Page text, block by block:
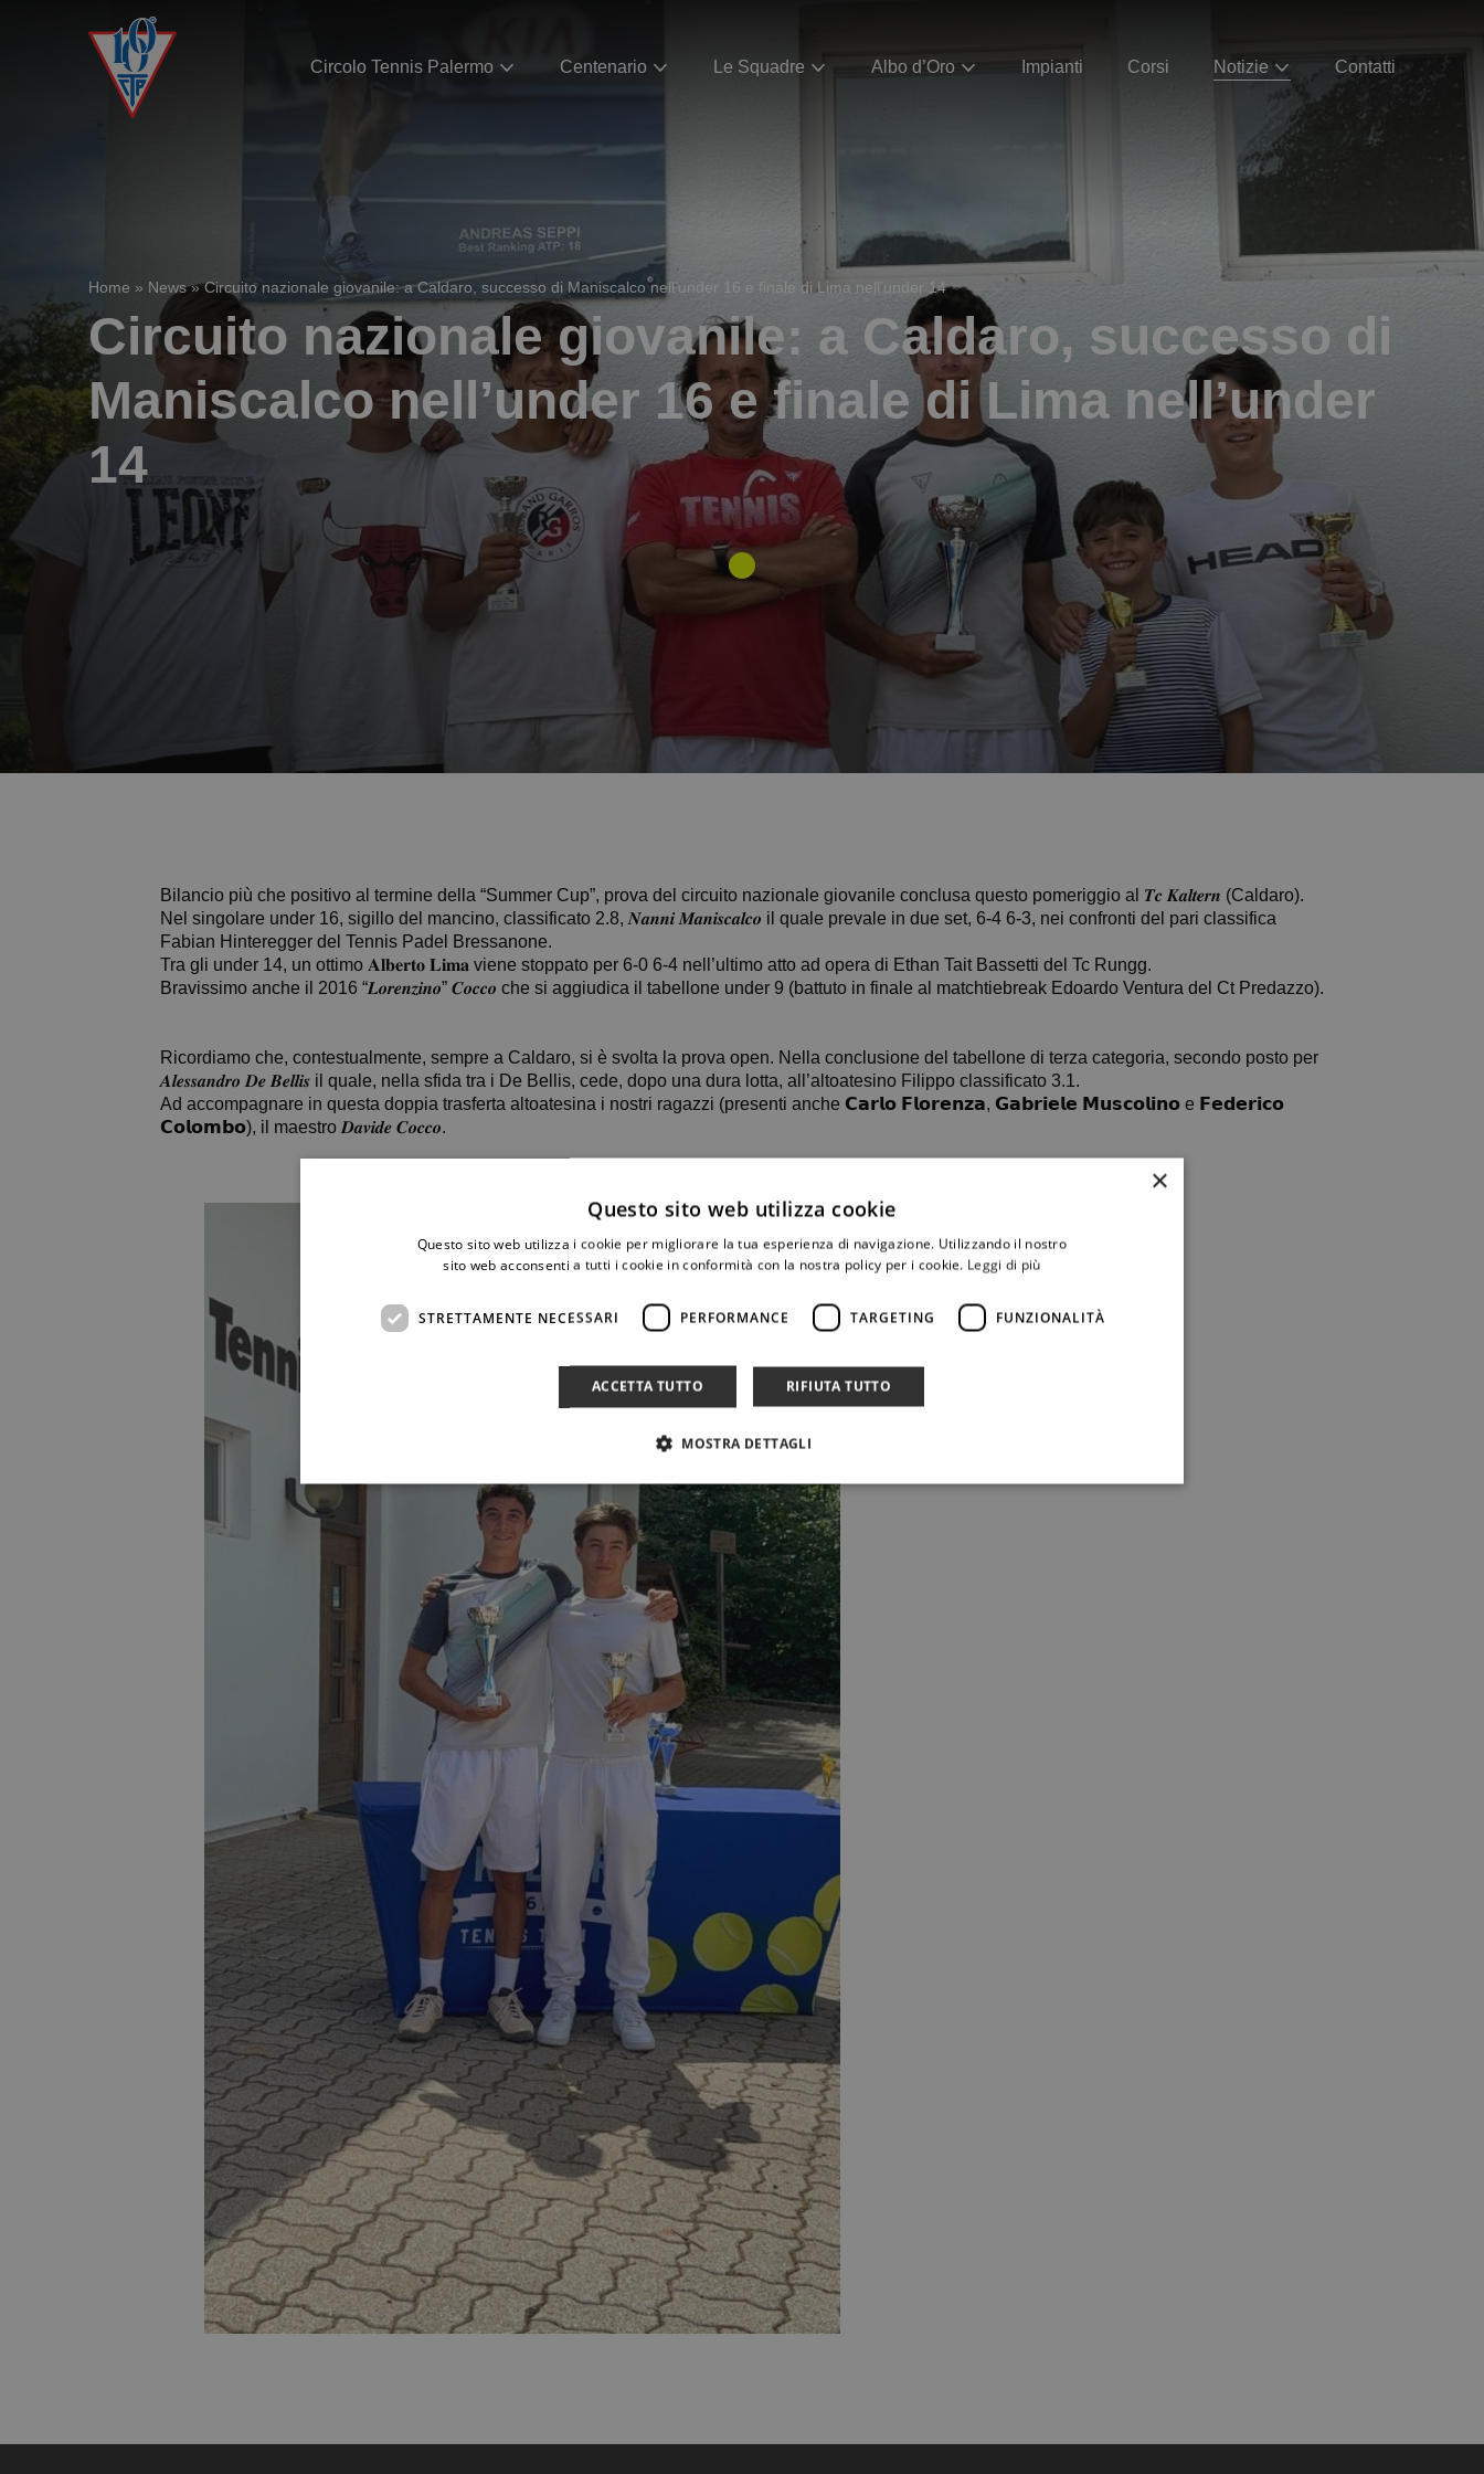
Circolo Tennis Palermo Centenario Le Squadre Albo d’Oro Impianti Corsi Notizie Contatti
Home » News»Circuito nazionale giovanile: a Caldaro, successo di Maniscalco nell’under 16 e finale di Lima nell’under 14
Circuito nazionale giovanile: a Caldaro, successo di
Maniscalco nell’under 16 e finale di Lima nell’under
14
Bilancio più che positivo al termine della “Summer Cup”, prova del circuito nazionale giovanile conclusa questo pomeriggio al 𝑻𝒄 𝑲𝒂𝒍𝒕𝒆𝒓𝒏 (Caldaro).
Nel singolare under 16, sigillo del mancino, classificato 2.8, 𝑵𝒂𝒏𝒏𝒊 𝑴𝒂𝒏𝒊𝒔𝒄𝒂𝒍𝒄𝒐 il quale prevale in due set, 6-4 6-3, nei confronti del pari classifica
Fabian Hinteregger del Tennis Padel Bressanone.
Tra gli under 14, un ottimo 𝐀𝐥𝐛𝐞𝐫𝐭𝐨 𝐋𝐢𝐦𝐚 viene stoppato per 6-0 6-4 nell’ultimo atto ad opera di Ethan Tait Bassetti del Tc Rungg.
Bravissimo anche il 2016 “𝑳𝒐𝒓𝒆𝒏𝒛𝒊𝒏𝒐” 𝑪𝒐𝒄𝒄𝒐 che si aggiudica il tabellone under 9 (battuto in finale al matchtiebreak Edoardo Ventura del Ct Predazzo).
Ricordiamo che, contestualmente, sempre a Caldaro, si è svolta la prova open. Nella conclusione del tabellone di terza categoria, secondo posto per
𝑨𝒍𝒆𝒔𝒔𝒂𝒏𝒅𝒓𝒐 𝑫𝒆 𝑩𝒆𝒍𝒍𝒊𝒔 il quale, nella sfida tra i De Bellis, cede, dopo una dura lotta, all’altoatesino Filippo classificato 3.1.
Ad accompagnare in questa doppia trasferta altoatesina i nostri ragazzi (presenti anche 𝗖𝗮𝗿𝗹𝗼 𝗙𝗹𝗼𝗿𝗲𝗻𝘇𝗮, 𝗚𝗮𝗯𝗿𝗶𝗲𝗹𝗲 𝗠𝘂𝘀𝗰𝗼𝗹𝗶𝗻𝗼 e 𝗙𝗲𝗱𝗲𝗿𝗶𝗰𝗼
𝗖𝗼𝗹𝗼𝗺𝗯𝗼), il maestro 𝑫𝒂𝒗𝒊𝒅𝒆 𝑪𝒐𝒄𝒄𝒐.
×
Questo sito web utilizza cookie
Questo sito web utilizza i cookie per migliorare la tua esperienza di navigazione. Utilizzando il nostro
sito web acconsenti a tutti i cookie in conformità con la nostra policy per i cookie. Leggi di più
STRETTAMENTE NECESSARI PERFORMANCE TARGETING FUNZIONALITÀ
ACCETTA TUTTO RIFIUTA TUTTO
MOSTRA DETTAGLI